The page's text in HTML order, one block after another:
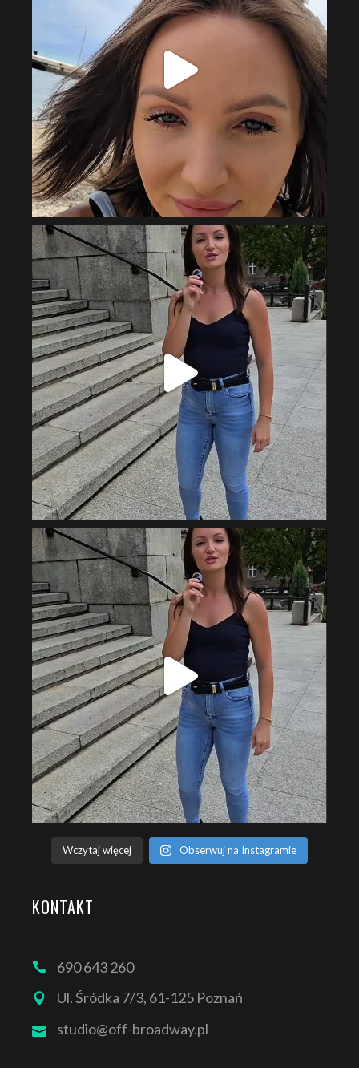
Wczytaj więcej Obserwuj na Instagramie
KONTAKT
690 643 260
Ul. Śródka 7/3, 61-125 Poznań
studio@off-broadway.pl